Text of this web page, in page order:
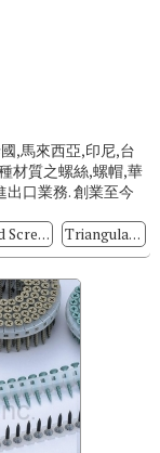
,馬來西亞,印尼,台
材質之螺絲,螺帽,華
口業務. 創業至今
Weld Screws Triangular Thread Screws